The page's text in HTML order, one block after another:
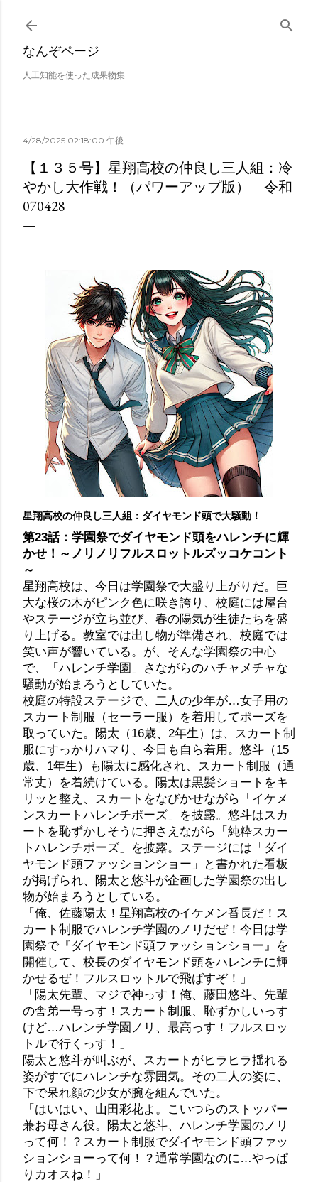
スキップしてメイン コンテンツに移動
なんぞページ
人工知能を使った成果物集
4/28/2025 02:18:00 午後
【１３５号】星翔高校の仲良し三人組：冷
やかし大作戦！（パワーアップ版） 令和
070428
星翔高校の仲良し三人組：ダイヤモンド頭で大騒動！
第23話：学園祭でダイヤモンド頭をハレンチに輝
かせ！～ノリノリフルスロットルズッコケコント
～
星翔高校は、今日は学園祭で大盛り上がりだ。巨
大な桜の木がピンク色に咲き誇り、校庭には屋台
やステージが立ち並び、春の陽気が生徒たちを盛
り上げる。教室では出し物が準備され、校庭では
笑い声が響いている。が、そんな学園祭の中心
で、「ハレンチ学園」さながらのハチャメチャな
騒動が始まろうとしていた。
校庭の特設ステージで、二人の少年が…女子用の
スカート制服（セーラー服）を着用してポーズを
取っていた。陽太（16歳、2年生）は、スカート制
服にすっかりハマり、今日も自ら着用。悠斗（15
歳、1年生）も陽太に感化され、スカート制服（通
常丈）を着続けている。陽太は黒髪ショートをキ
リッと整え、スカートをなびかせながら「イケメ
ンスカートハレンチポーズ」を披露。悠斗はスカ
ートを恥ずかしそうに押さえながら「純粋スカー
トハレンチポーズ」を披露。ステージには「ダイ
ヤモンド頭ファッションショー」と書かれた看板
が掲げられ、陽太と悠斗が企画した学園祭の出し
物が始まろうとしている。
「俺、佐藤陽太！星翔高校のイケメン番長だ！ス
カート制服でハレンチ学園のノリだぜ！今日は学
園祭で『ダイヤモンド頭ファッションショー』を
開催して、校長のダイヤモンド頭をハレンチに輝
かせるぜ！フルスロットルで飛ばすぞ！」
「陽太先輩、マジで神っす！俺、藤田悠斗、先輩
の舎弟一号っす！スカート制服、恥ずかしいっす
けど…ハレンチ学園ノリ、最高っす！フルスロッ
トルで行くっす！」
陽太と悠斗が叫ぶが、スカートがヒラヒラ揺れる
姿がすでにハレンチな雰囲気。その二人の姿に、
下で呆れ顔の少女が腕を組んでいた。
「はいはい、山田彩花よ。こいつらのストッパー
兼お母さん役。陽太と悠斗、ハレンチ学園のノリ
って何！？スカート制服でダイヤモンド頭ファッ
ションショーって何！？通常学園なのに…やっぱ
りカオスね！」